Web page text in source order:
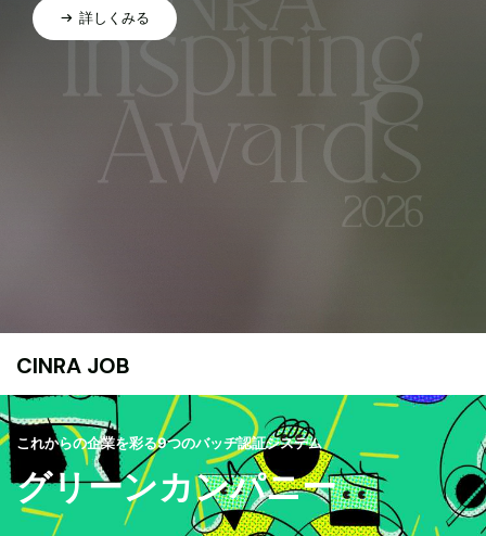
詳しくみる
CINRA JOB
これからの企業を彩る9つのバッヂ認証システム
グリーンカンパニー